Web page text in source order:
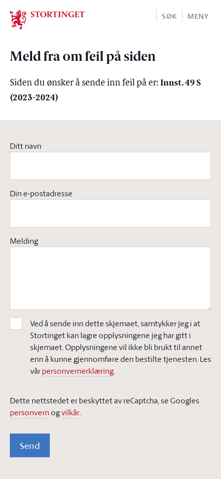
Stortinget.no
SØK MENY
Meld fra om feil på siden
Siden du ønsker å sende inn feil på er: Innst. 49 S
(2023-2024)
Ditt navn
Din e-postadresse
Melding
Ved å sende inn dette skjemaet, samtykker jeg i at
Stortinget kan lagre opplysningene jeg har gitt i
skjemaet. Opplysningene vil ikke bli brukt til annet
enn å kunne gjennomføre den bestilte tjenesten. Les
vårpersonvernerklæring.
Dette nettstedet er beskyttet av reCaptcha, se Googles
personvern ogvilkår.
Send